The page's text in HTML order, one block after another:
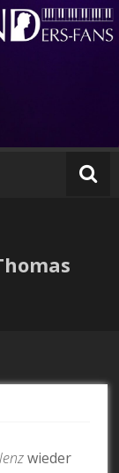
wieder